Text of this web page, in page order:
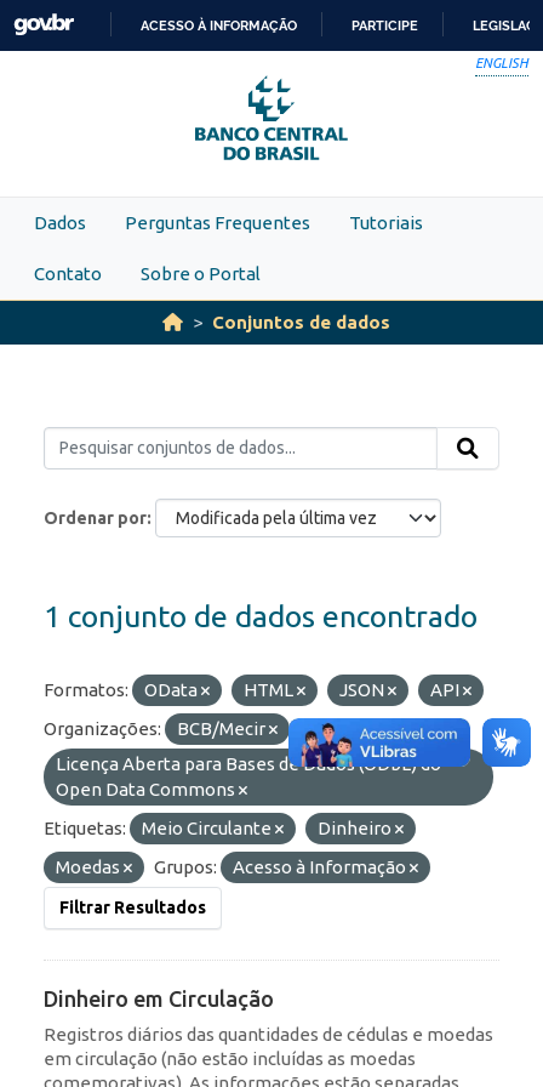
Skip to main content
PARA
O
CONTEÚDO
ACESSO À INFORMAÇÃO PARTICIPE
ENGLISH
Dados Perguntas Frequentes Tutoriais
Contato Sobre o Portal
Conjuntos de dados
Ordenar por
1 conjunto de dados encontrado
Formatos: OData HTML JSON
API
Organizações:
BCB/Mecir
Licenças:
Licença Aberta para Bases de Dados (ODbL) do
Open Data Commons
Etiquetas:
Meio Circulante
Dinheiro
Moedas
Grupos: Acesso à Informação
Filtrar Resultados
Dinheiro em Circulação
Registros diários das quantidades de cédulas e moedas
em circulação (não estão incluídas as moedas